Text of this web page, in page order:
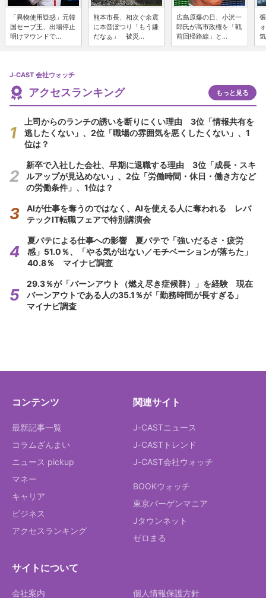
「異物使用疑惑」元韓
国セーブ王、出場停止
明けマウンドで...
熊本市長、相次ぐ余震
に本音ぽつり「もう嫌
だなぁ」 被災...
広島原爆の日、小沢一
郎氏が高市政権を「戦
前回帰路線」と...
J-CAST 会社ウォッチ
アクセスランキング もっと見る
上司からのランチの誘いを断りにくい理由 3位「情報共有を
逃したくない」、2位「職場の雰囲気を悪くしたくない」、1
位は？
新卒で入社した会社、早期に退職する理由 3位「成長・スキ
ルアップが見込めない」、2位「労働時間・休日・働き方など
の労働条件」、1位は？
AIが仕事を奪うのではなく、AIを使える人に奪われる レバ
テックIT転職フェアで特別講演会
夏バテによる仕事への影響 夏バテで「強いだるさ・疲労
感」51.0％、「やる気が出ない／モチベーションが落ちた」
40.8％ マイナビ調査
29.3％が「バーンアウト（燃え尽き症候群）」を経験 現在
バーンアウトである人の35.1％が「勤務時間が長すぎる」
マイナビ調査
コンテンツ
最新記事一覧
コラムざんまい
ニュース pickup
マネー
キャリア
ビジネス
アクセスランキング
関連サイト
J-CASTニュース
J-CASTトレンド
J-CAST会社ウォッチ
BOOKウォッチ
東京バーゲンマニア
Jタウンネット
ゼロまる
サイトについて
会社案内 個人情報保護方針